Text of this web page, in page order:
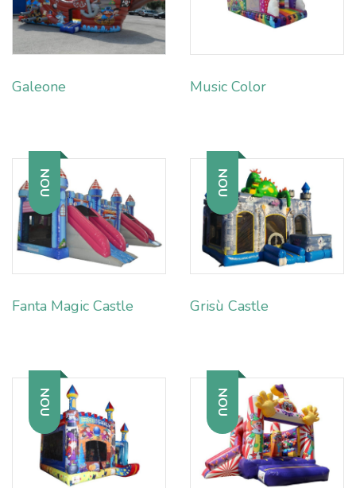
Galeone Music Color
NOU
Fanta Magic Castle
NOU
Grisù Castle
NOU NOU